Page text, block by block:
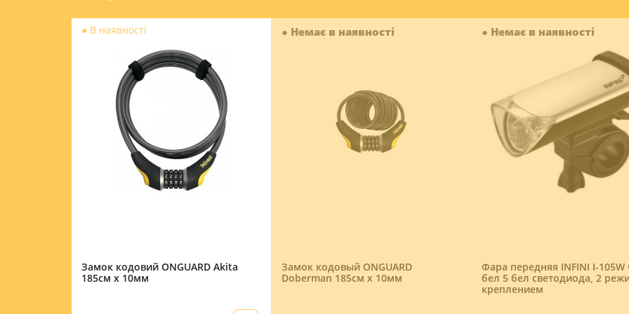
● Немає в наявності
Замок кодовый ONGUARD
Doberman 185см х 10мм
● Немає в наявності
Фара передняя INFINI I-105W черн-
бел 5 бел светодиода, 2 режима, с
● В наявності
Замок кодовий ONGUARD
185см х 10мм